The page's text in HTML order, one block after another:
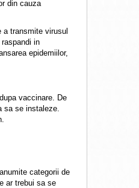
din cauza
a transmite virusul
in
epidemiilor,
vaccinare. De
sa se instaleze.
categorii de
ar trebui sa se